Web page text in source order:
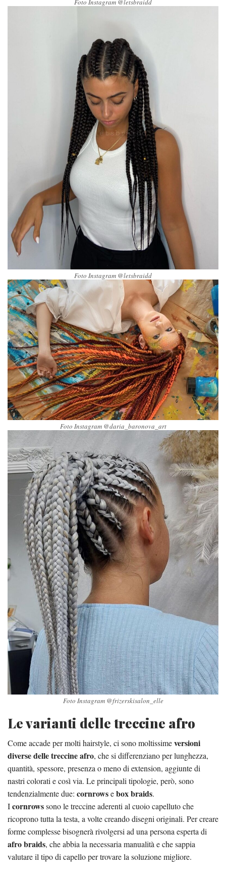
Foto Instagram @letsbraidd
Foto Instagram @letsbraidd
Foto Instagram @daria_baronova_art
Foto Instagram @frizerskisalon_elle
Le varianti delle treccine afro
Come accade per molti hairstyle, ci sono moltissimeversioni
diverse delle treccine afro, che si differenziano per lunghezza,
quantità, spessore, presenza o meno di extension, aggiunte di
nastri colorati e così via. Le principali tipologie, però, sono
tendenzialmente due: cornrowsebox braids.
Icornrowssono le treccine aderenti al cuoio capelluto che
ricoprono tutta la testa, a volte creando disegni originali. Per creare
forme complesse bisognerà rivolgersi ad una persona esperta di
afro braids, che abbia la necessaria manualità e che sappia
valutare il tipo di capello per trovare la soluzione migliore.